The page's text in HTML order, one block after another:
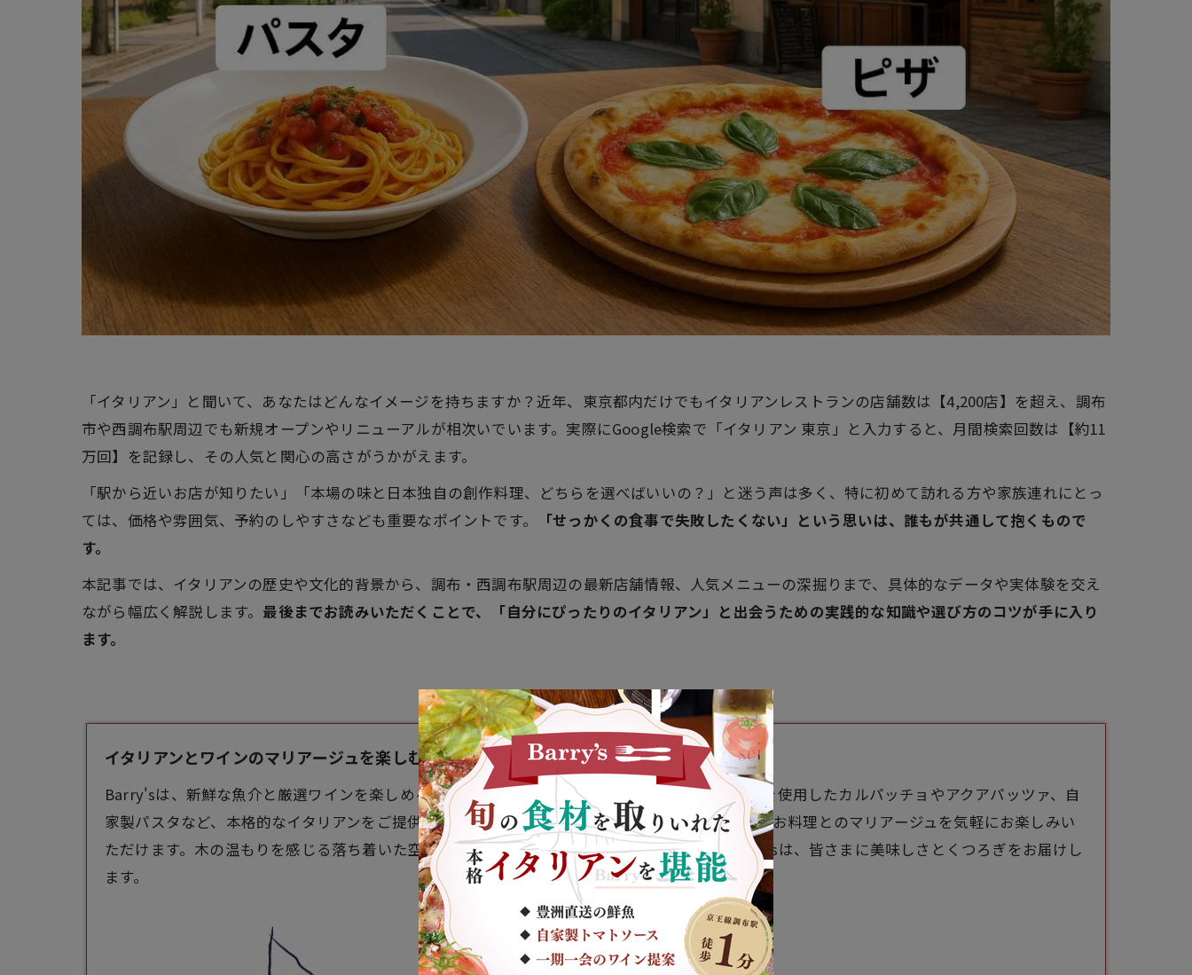
「イタリアン」と聞いて、あなたはどんなイメージを持ちますか？近年、東京都内だけでもイタリアンレストランの店舗数は【4,200店】を超え、調布
市や西調布駅周辺でも新規オープンやリニューアルが相次いでいます。実際にGoogle検索で「イタリアン 東京」と入力すると、月間検索回数は【約11
万回】を記録し、その人気と関心の高さがうかがえます。
「駅から近いお店が知りたい」「本場の味と日本独自の創作料理、どちらを選べばいいの？」と迷う声は多く、特に初めて訪れる方や家族連れにとっ
ては、価格や雰囲気、予約のしやすさなども重要なポイントです。
「せっかくの食事で失敗したくない」という思いは、誰もが共通して抱くもので
す。
本記事では、イタリアンの歴史や文化的背景から、調布・西調布駅周辺の最新店舗情報、人気メニューの深掘りまで、具体的なデータや実体験を交え
ながら幅広く解説します。 最後までお読みいただくことで、「自分にぴったりのイタリアン」と出会うための実践的な知識や選び方のコツが手に入り
ます。
イタリアンとワインのマリアージュを楽しむ - Barry's
Barry'sは、新鮮な魚介と厳選ワインを楽しめるイタリアンレストランです。豊洲市場直送の鮮魚を使用したカルパッチョやアクアパッツァ、自
家製パスタなど、本格的なイタリアンをご提供します。約60種類のワインを均一価格でご用意し、お料理とのマリアージュを気軽にお楽しみい
ただけます。木の温もりを感じる落ち着いた空間で、特別なひとときをお過ごしください。Barry'sは、皆さまに美味しさとくつろぎをお届けし
ます。
Barry's